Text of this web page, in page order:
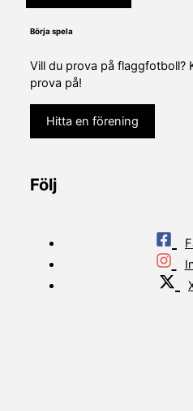
Börja spela
Vill du prova på flaggfotboll?
prova på!
Hitta en förening
Följ